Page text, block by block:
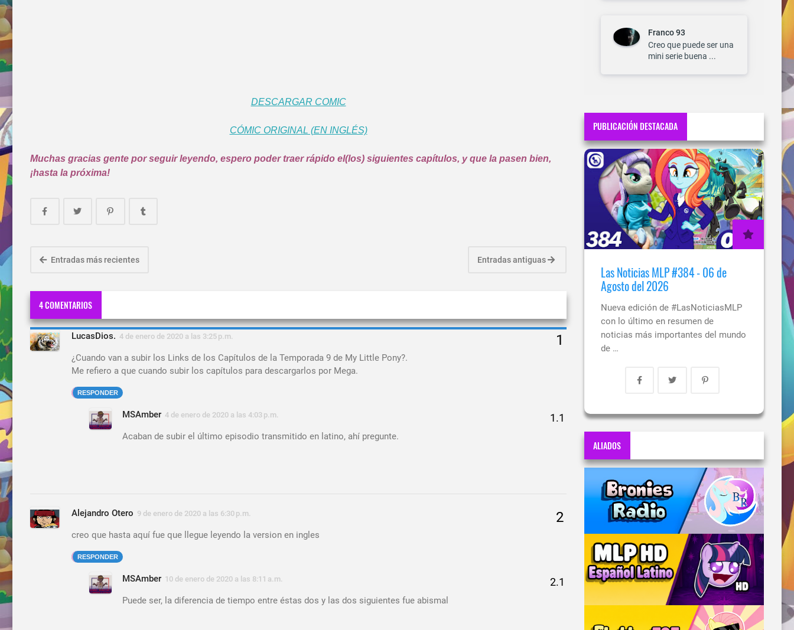
DESCARGAR COMIC
CÓMIC ORIGINAL (EN INGLÉS)
Muchas gracias gente por seguir leyendo, espero poder traer rápido el(los) siguientes capítulos, y que la pasen bien,
¡hasta la próxima!
Entradas más recientes Entradas antiguas
4 COMENTARIOS
LucasDios. 4 de enero de 2020 a las 3:25 p.m.
¿Cuando van a subir los Links de los Capítulos de la Temporada 9 de My Little Pony?.
Me refiero a que cuando subir los capítulos para descargarlos por Mega.
RESPONDER
MSAmber 4 de enero de 2020 a las 4:03 p.m.
Acaban de subir el último episodio transmitido en latino, ahí pregunte.
Alejandro Otero 9 de enero de 2020 a las 6:30 p.m.
creo que hasta aquí fue que llegue leyendo la version en ingles
RESPONDER
MSAmber 10 de enero de 2020 a las 8:11 a.m.
Puede ser, la diferencia de tiempo entre éstas dos y las dos siguientes fue abismal
Franco 93
Creo que puede ser una
mini serie buena ...
PUBLICACIÓN DESTACADA
Las Noticias MLP #384 - 06 de
Agosto del 2026
Nueva edición de #LasNoticiasMLP
con lo último en resumen de
noticias más importantes del mundo
de …
ALIADOS